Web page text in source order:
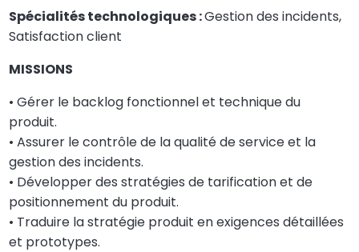
Spécialités technologiques :Gestion des incidents,
Satisfaction client
MISSIONS
• Gérer le backlog fonctionnel et technique du
produit.
• Assurer le contrôle de la qualité de service et la
gestion des incidents.
• Développer des stratégies de tarification et de
positionnement du produit.
• Traduire la stratégie produit en exigences détaillées
et prototypes.